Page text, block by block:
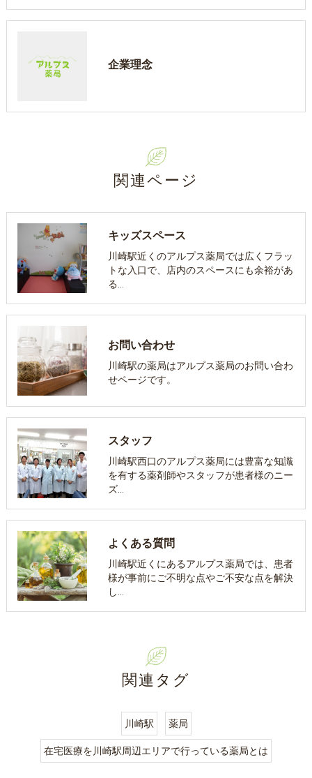
企業理念
関連ページ
キッズスペース
川崎駅近くのアルプス薬局では広くフラッ
トな入口で、店内のスペースにも余裕があ
る…
お問い合わせ
川崎駅の薬局はアルプス薬局のお問い合わ
せページです。
スタッフ
川崎駅西口のアルプス薬局には豊富な知識
を有する薬剤師やスタッフが患者様のニー
ズ…
よくある質問
川崎駅近くにあるアルプス薬局では、患者
様が事前にご不明な点やご不安な点を解決
し…
関連タグ
川崎駅 薬局
在宅医療を川崎駅周辺エリアで行っている薬局とは